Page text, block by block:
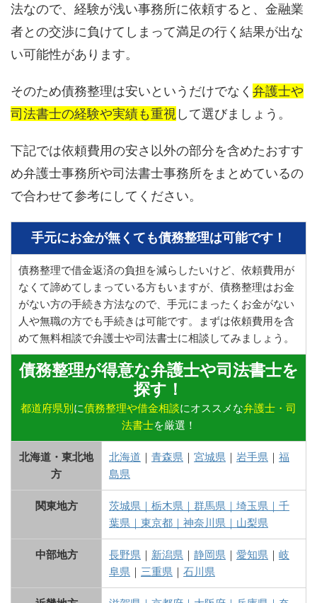
法なので、経験が浅い事務所に依頼すると、金融業
者との交渉に負けてしまって満足の行く結果が出な
い可能性があります。
そのため債務整理は安いというだけでなく 弁護士や
司法書士の経験や実績も重視 して選びましょう。
下記では依頼費用の安さ以外の部分を含めたおすす
め弁護士事務所や司法書士事務所をまとめているの
で合わせて参考にしてください。
手元にお金が無くても債務整理は可能です！
債務整理で借金返済の負担を減らしたいけど、依頼費用が
なくて諦めてしまっている方もいますが、債務整理はお金
がない方の手続き方法なので、手元にまったくお金がない
人や無職の方でも手続きは可能です。まずは依頼費用を含
めて無料相談で弁護士や司法書士に相談してみましょう。
債務整理が得意な弁護士や司法書士を
探す！
都道府県別に債務整理や借金相談にオススメな弁護士・司
法書士を厳選！
北海道・東北地
方
北海道 ｜ 青森県 ｜ 宮城県 ｜ 岩手県 ｜ 福
島県
関東地方 茨城県 ｜ 栃木県 ｜ 群馬県 ｜ 埼玉県 ｜ 千
葉県 ｜ 東京都 ｜ 神奈川県 ｜ 山梨県
中部地方 長野県 ｜ 新潟県 ｜ 静岡県 ｜ 愛知県 ｜ 岐
阜県 ｜ 三重県 ｜ 石川県